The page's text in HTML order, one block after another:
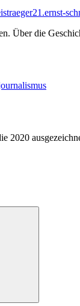
Über die
2020